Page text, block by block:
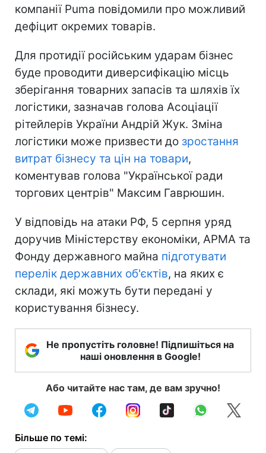
компанії Puma повідомили про можливий
дефіцит окремих товарів.
Для протидії російським ударам бізнес
буде проводити диверсифікацію місць
зберігання товарних запасів та шляхів їх
логістики, зазначав голова Асоціації
рітейлерів України Андрій Жук. Зміна
логістики може призвести до зростання
витрат бізнесу та цін на товари,
коментував голова "Української ради
торгових центрів" Максим Гаврюшин.
У відповідь на атаки РФ, 5 серпня уряд
доручив Міністерству економіки, АРМА та
Фонду державного майна підготувати
перелік державних об'єктів, на яких є
склади, які можуть бути передані у
користування бізнесу.
Не пропустіть головне! Підпишіться на
наші оновлення в Google!
Або читайте нас там, де вам зручно!
Більше по темі: